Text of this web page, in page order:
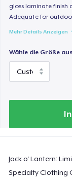
gloss laminate finish
Adequate for
Mehr Details Anzeigen
Wähle die Größe
Jack o' Lantern:
Specialty Clothing